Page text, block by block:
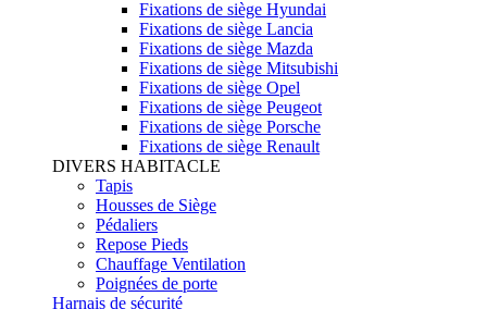
Fixations de siège Hyundai
Fixations de siège Lancia
Fixations de siège Mazda
Fixations de siège Mitsubishi
Fixations de siège Opel
Fixations de siège Peugeot
Fixations de siège Porsche
Fixations de siège Renault
DIVERS HABITACLE
Tapis
Housses de Siège
Pédaliers
Repose Pieds
Chauffage Ventilation
Poignées de porte
Harnais de sécurité